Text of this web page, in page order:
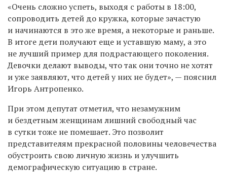
«Очень сложно успеть, выходя с работы в 18:00,
сопроводить детей до кружка, которые зачастую
и начинаются в это же время, а некоторые и раньше.
В итоге дети получают еще и уставшую маму, а это
не лучший пример для подрастающего поколения.
Девочки делают выводы, что так они точно не хотят
и уже заявляют, что детей у них не будет», — пояснил
Игорь Антропенко.
При этом депутат отметил, что незамужним
и бездетным женщинам лишний свободный час
в сутки тоже не помешает. Это позволит
представителям прекрасной половины человечества
обустроить свою личную жизнь и улучшить
демографическую ситуацию в стране.